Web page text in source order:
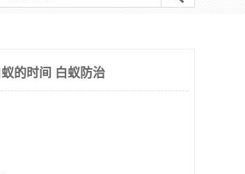
的时间 白蚁防治